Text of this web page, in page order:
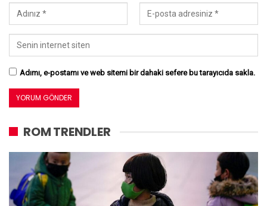
Adımı, e-postamı ve web sitemi bir dahaki sefere bu tarayıcıda sakla.
ROM TRENDLER